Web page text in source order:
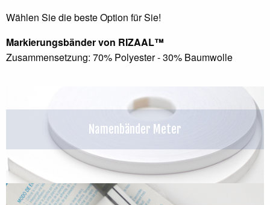
Wählen Sie die beste Option für Sie!
Markierungsbänder von RIZAAL™
Zusammensetzung: 70% Polyester - 30% Baumwolle
Namenbänder Meter